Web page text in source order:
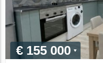
€ 155 000